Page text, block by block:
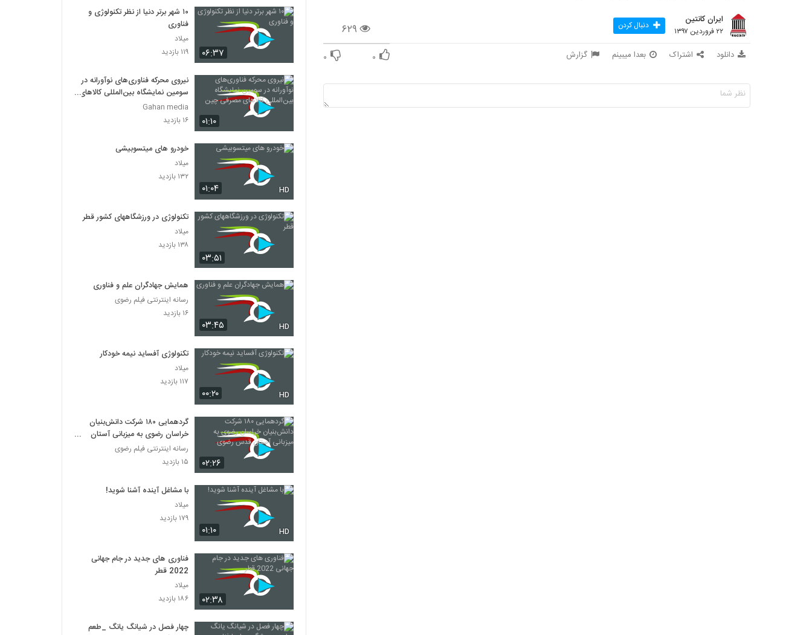
۶۲۹
ایران کانتین
۲۲ فروردین ۱۳۹۷ دنبال کردن
دانلود اشتراک بعدا میبینم گزارش ۰ ۰ ۰۶:۳۷
۱۰ شهر برتر دنیا از نظر تکنولوژی و
فناوری
میلاد
۱۱۹ بازدید
۰۱:۱۰
نیروی محرکه فناوری‌های نوآورانه در
سومین نمایشگاه بین‌المللی کالاهای
مصرفی چین
Gahan media
۱۶ بازدید
۰۱:۰۴ HD
خودرو های میتسوبیشی
میلاد
۱۳۲ بازدید
۰۳:۵۱
تکنولوژی در ورزشگاههای کشور قطر
میلاد
۱۳۸ بازدید
۰۳:۴۵ HD
همایش جهادگران علم و فناوری
رسانه اینترنتی فیلم رضوی
۱۶ بازدید
۰۰:۲۰ HD
تکنولوژی آفساید نیمه خودکار
میلاد
۱۱۷ بازدید
۰۲:۲۶
گردهمایی ۱۸۰ شرکت دانش‌بنیان
خراسان رضوی به میزبانی آستان
قدس رضوی
رسانه اینترنتی فیلم رضوی
۱۵ بازدید
۰۱:۱۰ HD
با مشاغل آینده آشنا شوید!
میلاد
۱۷۹ بازدید
۰۲:۳۸
فناوری های جدید در جام جهانی
2022 قطر
میلاد
۱۸۶ بازدید
چهار فصل در شیانگ یانگ _طعم